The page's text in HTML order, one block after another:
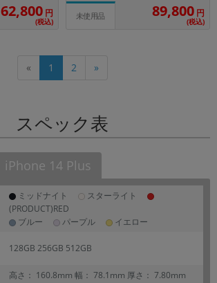
62,800 円
(税込)
未使用品 89,800 円
(税込)
« 1 2 »
スペック表
iPhone 14 Plus
ミッドナイト スターライト
(PRODUCT)RED
ブルー パープル イエロー
128GB 256GB 512GB
高さ： 160.8mm 幅： 78.1mm 厚さ： 7.80mm